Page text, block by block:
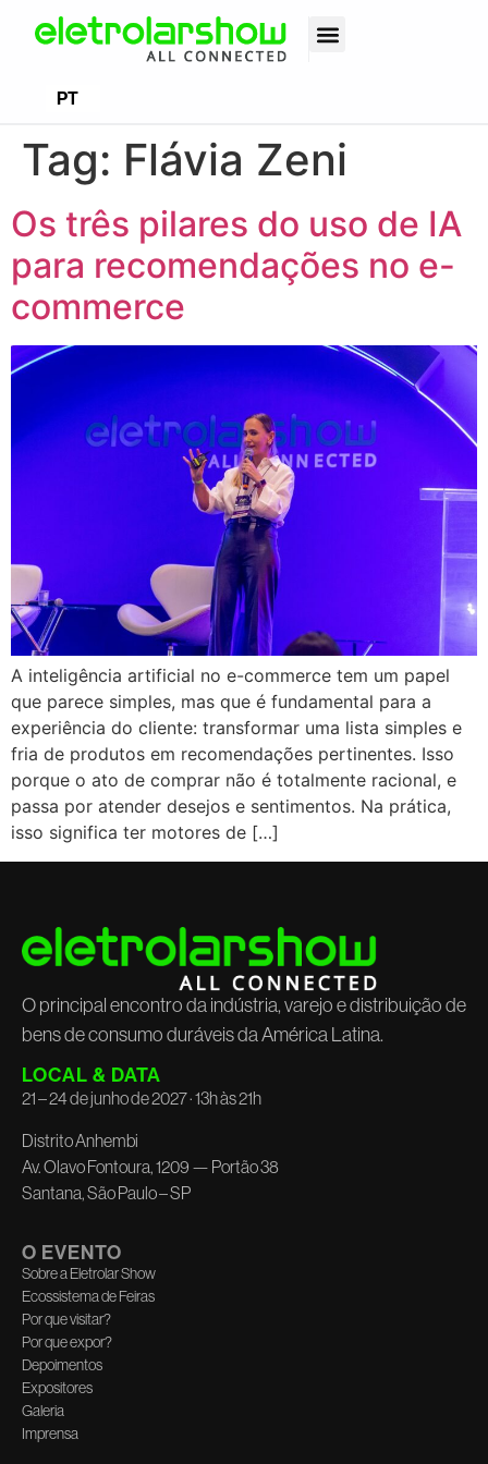
PT
ES
Tag: Flávia Zeni
Os três pilares do uso de IA
para recomendações no e-
commerce
A inteligência artificial no e-commerce tem um papel
que parece simples, mas que é fundamental para a
experiência do cliente: transformar uma lista simples e
fria de produtos em recomendações pertinentes. Isso
porque o ato de comprar não é totalmente racional, e
passa por atender desejos e sentimentos. Na prática,
isso significa ter motores de […]
O principal encontro da indústria, varejo e distribuição de
bens de consumo duráveis da América Latina.
LOCAL & DATA
21 – 24 de junho de 2027 · 13h às 21h
Distrito Anhembi
Av. Olavo Fontoura, 1209 — Portão 38
Santana, São Paulo – SP
O EVENTO
Sobre a Eletrolar Show
Ecossistema de Feiras
Por que visitar?
Por que expor?
Depoimentos
Expositores
Galeria
Imprensa